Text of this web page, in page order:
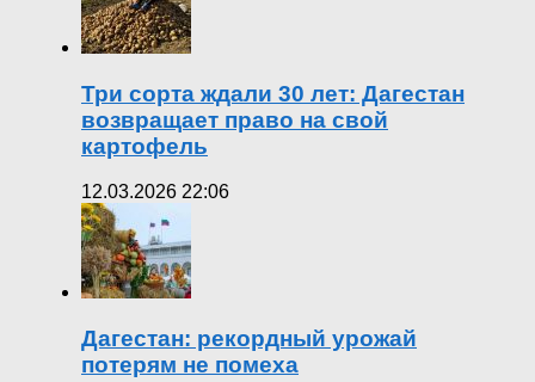
Три сорта ждали 30 лет: Дагестан
возвращает право на свой
картофель
12.03.2026 22:06
Дагестан: рекордный урожай
потерям не помеха